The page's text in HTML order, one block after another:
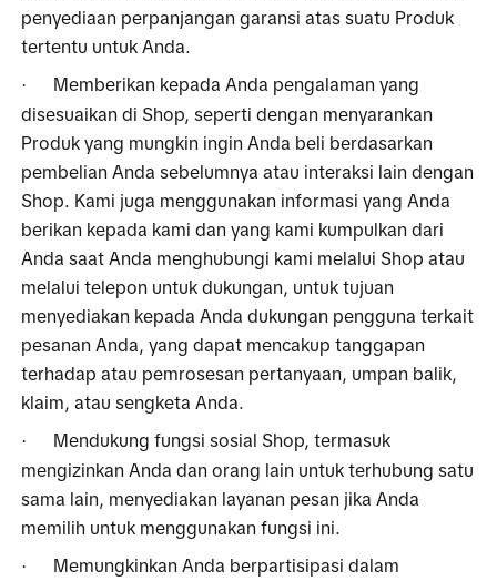
penyediaan perpanjangan garansi atas suatu Produk
tertentu untuk Anda.
·
Memberikan kepada Anda pengalaman yang
disesuaikan di Shop, seperti dengan menyarankan
Produk yang mungkin ingin Anda beli berdasarkan
pembelian Anda sebelumnya atau interaksi lain dengan
Shop. Kami juga menggunakan informasi yang Anda
berikan kepada kami dan yang kami kumpulkan dari
Anda saat Anda menghubungi kami melalui Shop atau
melalui telepon untuk dukungan, untuk tujuan
menyediakan kepada Anda dukungan pengguna terkait
pesanan Anda, yang dapat mencakup tanggapan
terhadap atau pemrosesan pertanyaan, umpan balik,
klaim, atau sengketa Anda.
·
Mendukung fungsi sosial Shop, termasuk
mengizinkan Anda dan orang lain untuk terhubung satu
sama lain, menyediakan layanan pesan jika Anda
memilih untuk menggunakan fungsi ini.
·
Memungkinkan Anda berpartisipasi dalam